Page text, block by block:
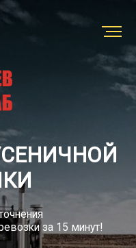
Заказать
перевозку
Грузы
за 15 минут!